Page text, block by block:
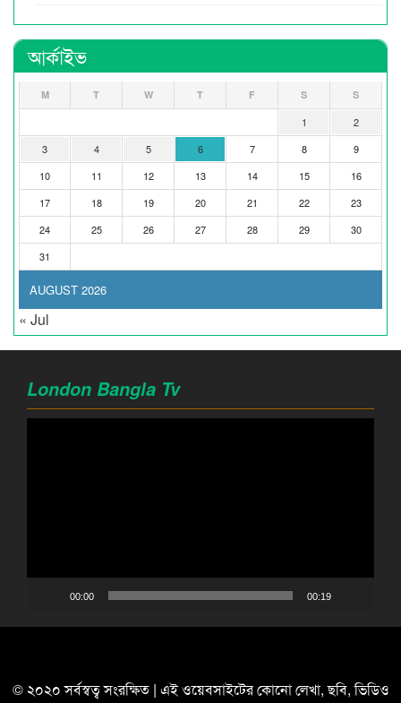
আর্কাইভ
AUGUST 2026
M T W T F S S
1
2
3
4 5 6 7 8
9
10
11 12 13 14 15
16
17
18 19 20 21 22
23
24
25 26 27 28 29
30
31
« Jul
London Bangla Tv
00:00 00:19
© ২০২০ সর্বস্বত্ব সংরক্ষিত | এই ওয়েবসাইটের কোনো লেখা, ছবি, ভিডিও